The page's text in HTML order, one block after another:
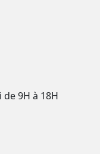
9H à 18H